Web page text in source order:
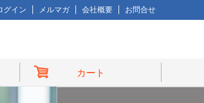
グイン メルマガ 会社概要 お問合せ
カート